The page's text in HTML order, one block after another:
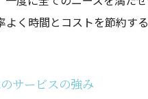
イトの活用方法
用する人へのアドバイス
よく時間とコストを節約す
サービスの強み